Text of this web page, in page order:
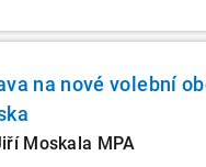
na nové volební
Moskala MPA